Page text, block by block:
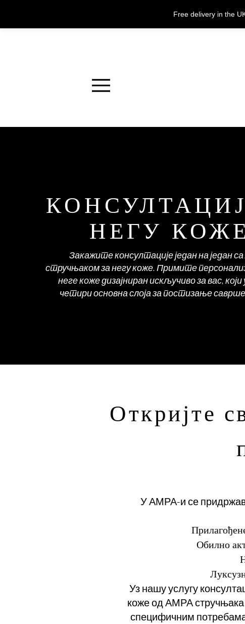
Free delivery in the
НЕГУ
Закажите консултације један на један
стручњаком за негу коже. Примите
неге коже дизајниран искључиво за вас, који
четири основна слоја за постизање
Откријте
У АМРА-и се
Обилно
Уз нашу услугу
коже од АМРА стручњака
специфичним